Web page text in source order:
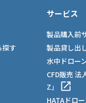
探す
サービス
製品購入前
製品貸し出
水中ドロー
CFD販売 法
Z」
HATAドロ